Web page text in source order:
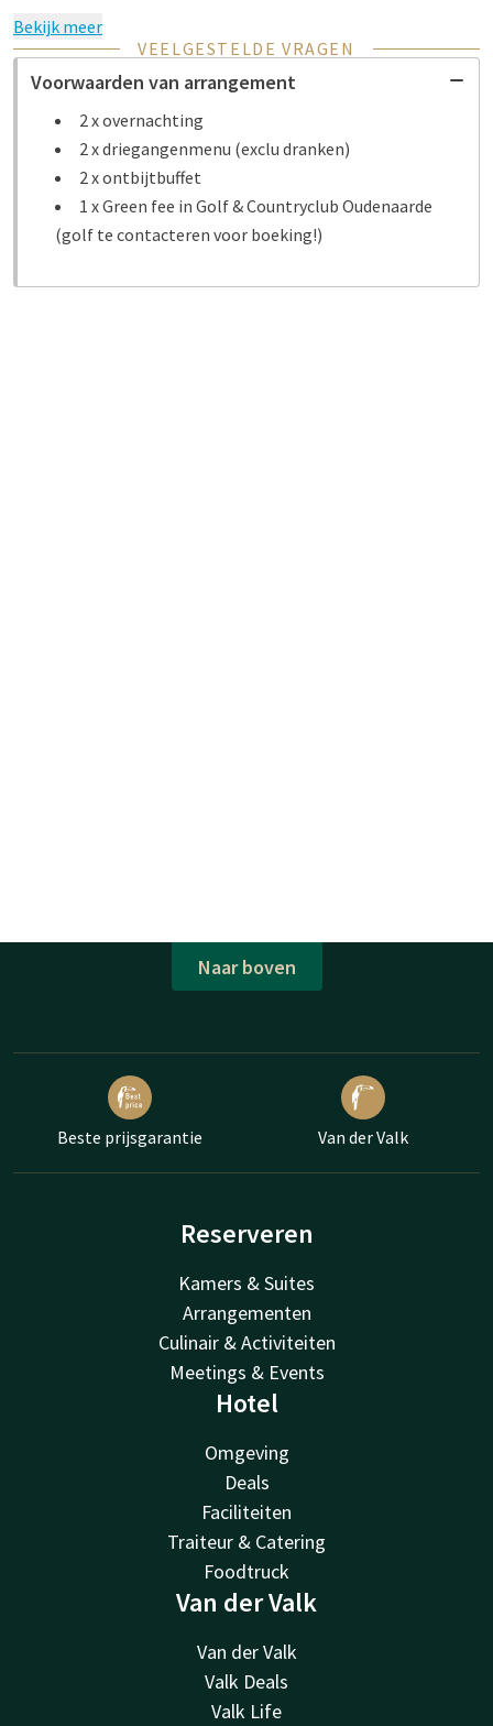
Bekijk meer
VEELGESTELDE VRAGEN
Voorwaarden van arrangement
2 x overnachting
2 x driegangenmenu (exclu dranken)
2 x ontbijtbuffet
1 x Green fee in Golf & Countryclub Oudenaarde
(golf te contacteren voor boeking!)
Naar boven
Beste prijsgarantie Van der Valk
Reserveren
Kamers & Suites
Arrangementen
Culinair & Activiteiten
Meetings & Events
Hotel
Omgeving
Deals
Faciliteiten
Traiteur & Catering
Foodtruck
Van der Valk
Van der Valk
Valk Deals
Valk Life